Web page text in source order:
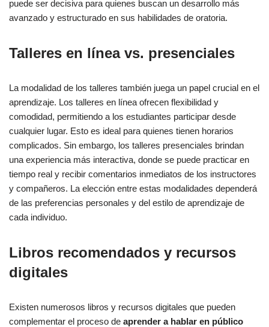
puede ser decisiva para quienes buscan un desarrollo más
avanzado y estructurado en sus habilidades de oratoria.
Talleres en línea vs. presenciales
La modalidad de los talleres también juega un papel crucial en el
aprendizaje. Los talleres en línea ofrecen flexibilidad y
comodidad, permitiendo a los estudiantes participar desde
cualquier lugar. Esto es ideal para quienes tienen horarios
complicados. Sin embargo, los talleres presenciales brindan
una experiencia más interactiva, donde se puede practicar en
tiempo real y recibir comentarios inmediatos de los instructores
y compañeros. La elección entre estas modalidades dependerá
de las preferencias personales y del estilo de aprendizaje de
cada individuo.
Libros recomendados y recursos
digitales
Existen numerosos libros y recursos digitales que pueden
complementar el proceso de aprender a hablar en público